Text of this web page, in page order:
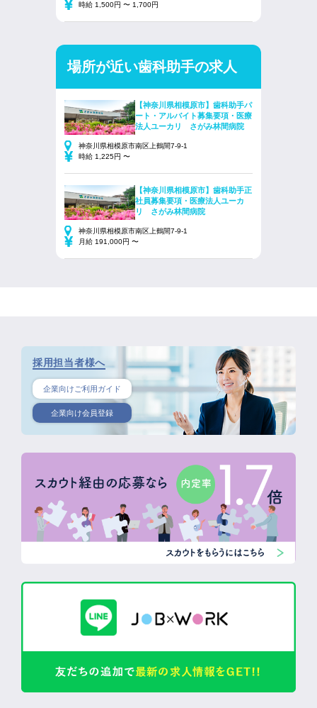
時給 1,500円 〜 1,700円
場所が近い歯科助手の求人
【神奈川県相模原市】歯科助手パ
ート・アルバイト募集要項・医療
法人ユーカリ さがみ林間病院
神奈川県相模原市南区上鶴間7-9-1
時給 1,225円 〜
【神奈川県相模原市】歯科助手正
社員募集要項・医療法人ユーカ
リ さがみ林間病院
神奈川県相模原市南区上鶴間7-9-1
月給 191,000円 〜
採用担当者様へ
企業向けご利用ガイド
企業向け会員登録